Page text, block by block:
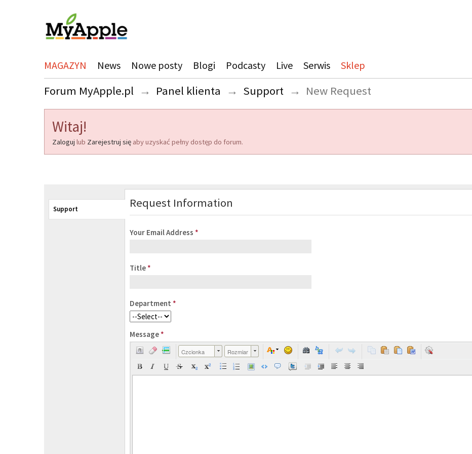
MAGAZYN News Nowe posty Blogi Podcasty Live Serwis Sklep
Forum MyApple.pl → Panel klienta → Support → New Request
Witaj!
Zaloguj lub Zarejestruj się aby uzyskać pełny dostęp do forum.
Support Request Information
Your Email Address *
Title *
Department *
Message *
Czcionka Rozmiar